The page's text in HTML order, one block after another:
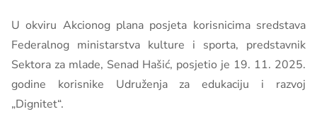
U okviru Akcionog plana posjeta korisnicima sredstava
Federalnog ministarstva kulture i sporta, predstavnik
Sektora za mlade, Senad Hašić, posjetio je 19. 11. 2025.
godine korisnike Udruženja za edukaciju i razvoj
„Dignitet“.